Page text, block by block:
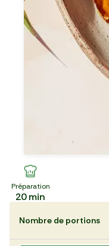
Préparation
20min
Nombre de portions